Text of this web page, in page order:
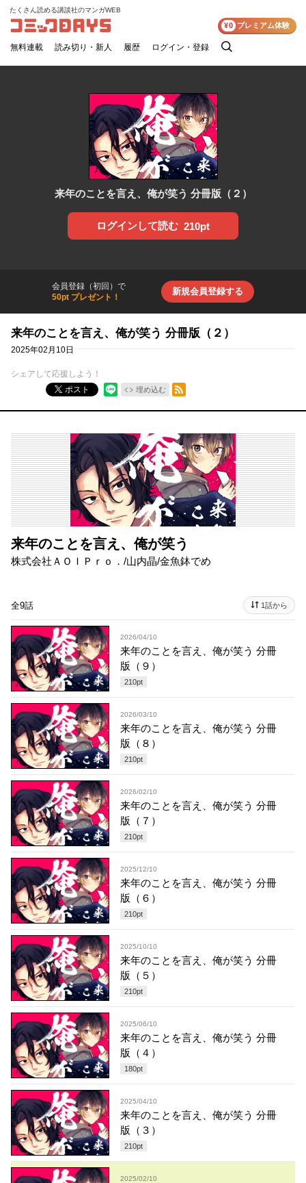
コミックDAYS
たくさん読める講談社のマンガWEB
無料連載 読み切り・新人 履歴 ログイン・登録
検
¥0 プレミアム体験
来年のことを言え、俺が笑う 分冊版（２）
ログインして読む 210pt
会員登録（初回）で
50pt プレゼント！
新規会員登録する
来年のことを言え、俺が笑う 分冊版（２）
2025年02月10日
シェアして応援しよう！
ポスト
埋め込む
RSSフィード
来年のことを言え、俺が笑う
株式会社ＡＯＩＰｒｏ． /山内晶/金魚鉢でめ
全9話 1話から
2026/04/10
来年のことを言え、俺が笑う 分冊
版（９）
210pt
2026/03/10
来年のことを言え、俺が笑う 分冊
版（８）
210pt
2026/02/10
来年のことを言え、俺が笑う 分冊
版（７）
210pt
2025/12/10
来年のことを言え、俺が笑う 分冊
版（６）
210pt
2025/10/10
来年のことを言え、俺が笑う 分冊
版（５）
210pt
2025/06/10
来年のことを言え、俺が笑う 分冊
版（４）
180pt
2025/04/10
来年のことを言え、俺が笑う 分冊
版（３）
210pt
2025/02/10